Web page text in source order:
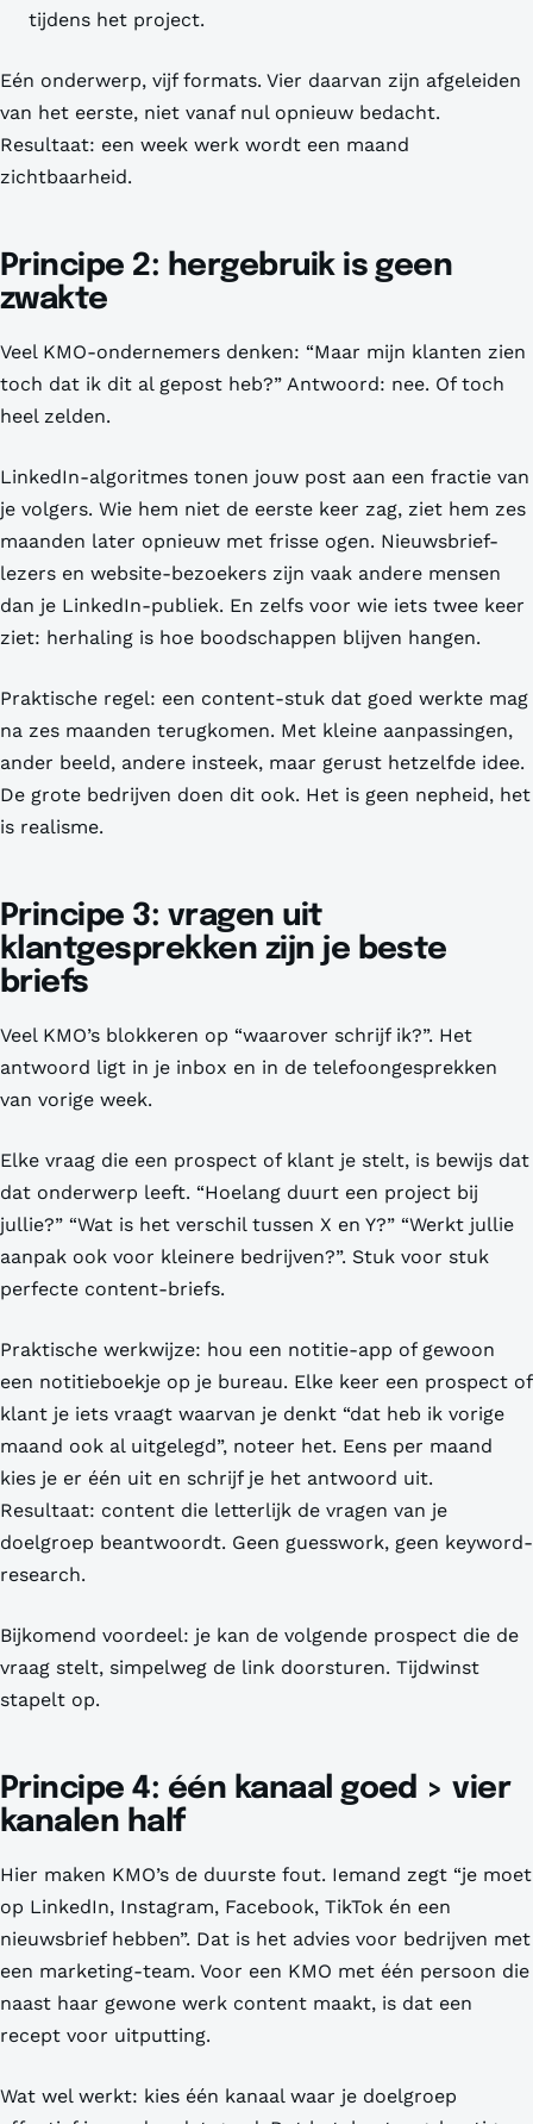
tijdens het project.
Eén onderwerp, vijf formats. Vier daarvan zijn afgeleiden
van het eerste, niet vanaf nul opnieuw bedacht.
Resultaat: een week werk wordt een maand
zichtbaarheid.
Principe 2: hergebruik is geen
zwakte
Veel KMO-ondernemers denken: “Maar mijn klanten zien
toch dat ik dit al gepost heb?” Antwoord: nee. Of toch
heel zelden.
LinkedIn-algoritmes tonen jouw post aan een fractie van
je volgers. Wie hem niet de eerste keer zag, ziet hem zes
maanden later opnieuw met frisse ogen. Nieuwsbrief-
lezers en website-bezoekers zijn vaak andere mensen
dan je LinkedIn-publiek. En zelfs voor wie iets twee keer
ziet: herhaling is hoe boodschappen blijven hangen.
Praktische regel: een content-stuk dat goed werkte mag
na zes maanden terugkomen. Met kleine aanpassingen,
ander beeld, andere insteek, maar gerust hetzelfde idee.
De grote bedrijven doen dit ook. Het is geen nepheid, het
is realisme.
Principe 3: vragen uit
klantgesprekken zijn je beste
briefs
Veel KMO’s blokkeren op “waarover schrijf ik?”. Het
antwoord ligt in je inbox en in de telefoongesprekken
van vorige week.
Elke vraag die een prospect of klant je stelt, is bewijs dat
dat onderwerp leeft. “Hoelang duurt een project bij
jullie?” “Wat is het verschil tussen X en Y?” “Werkt jullie
aanpak ook voor kleinere bedrijven?”. Stuk voor stuk
perfecte content-briefs.
Praktische werkwijze: hou een notitie-app of gewoon
een notitieboekje op je bureau. Elke keer een prospect of
klant je iets vraagt waarvan je denkt “dat heb ik vorige
maand ook al uitgelegd”, noteer het. Eens per maand
kies je er één uit en schrijf je het antwoord uit.
Resultaat: content die letterlijk de vragen van je
doelgroep beantwoordt. Geen guesswork, geen keyword-
research.
Bijkomend voordeel: je kan de volgende prospect die de
vraag stelt, simpelweg de link doorsturen. Tijdwinst
stapelt op.
Principe 4: één kanaal goed > vier
kanalen half
Hier maken KMO’s de duurste fout. Iemand zegt “je moet
op LinkedIn, Instagram, Facebook, TikTok én een
nieuwsbrief hebben”. Dat is het advies voor bedrijven met
een marketing-team. Voor een KMO met één persoon die
naast haar gewone werk content maakt, is dat een
recept voor uitputting.
Wat wel werkt: kies één kanaal waar je doelgroep